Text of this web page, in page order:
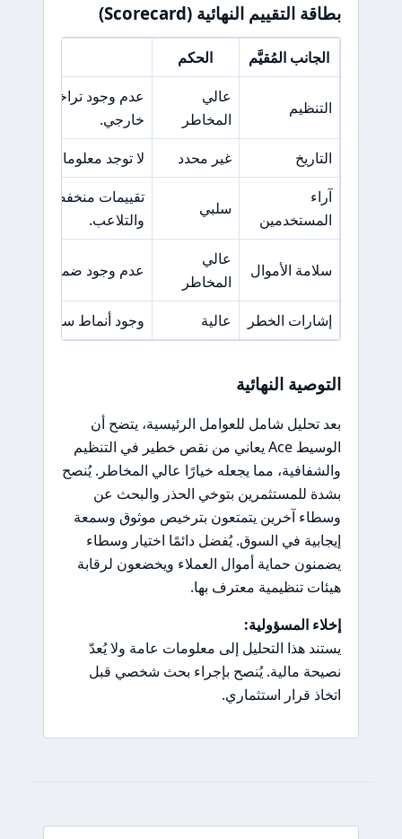
بطاقة التقييم النهائية (Scorecard)
الجانب المُقيَّم الحكم
التنظيم
عالي
المخاطر
عدم وجود تراخيص
خارجي.
التاريخ
غير محدد
لا توجد معلومات
آراء
المستخدمين
سلبي
تقييمات منخفضة
والتلاعب.
سلامة الأموال
عالي
المخاطر
عدم وجود ضمانات
إشارات الخطر عالية وجود أنماط سلوكية تدل
التوصية النهائية
بعد تحليل شامل للعوامل الرئيسية، يتضح أن
الوسيط Ace يعاني من نقص خطير في التنظيم
والشفافية، مما يجعله خيارًا عالي المخاطر. يُنصح
بشدة للمستثمرين بتوخي الحذر والبحث عن
وسطاء آخرين يتمتعون بترخيص موثوق وسمعة
إيجابية في السوق. يُفضل دائمًا اختيار وسطاء
يضمنون حماية أموال العملاء ويخضعون لرقابة
هيئات تنظيمية معترف بها.
إخلاء المسؤولية:
يستند هذا التحليل إلى معلومات عامة ولا يُعدّ
نصيحة مالية. يُنصح بإجراء بحث شخصي قبل
اتخاذ قرار استثماري.